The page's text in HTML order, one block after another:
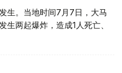
生。当地时间7月7日，大马
生两起爆炸，造成1人死亡、